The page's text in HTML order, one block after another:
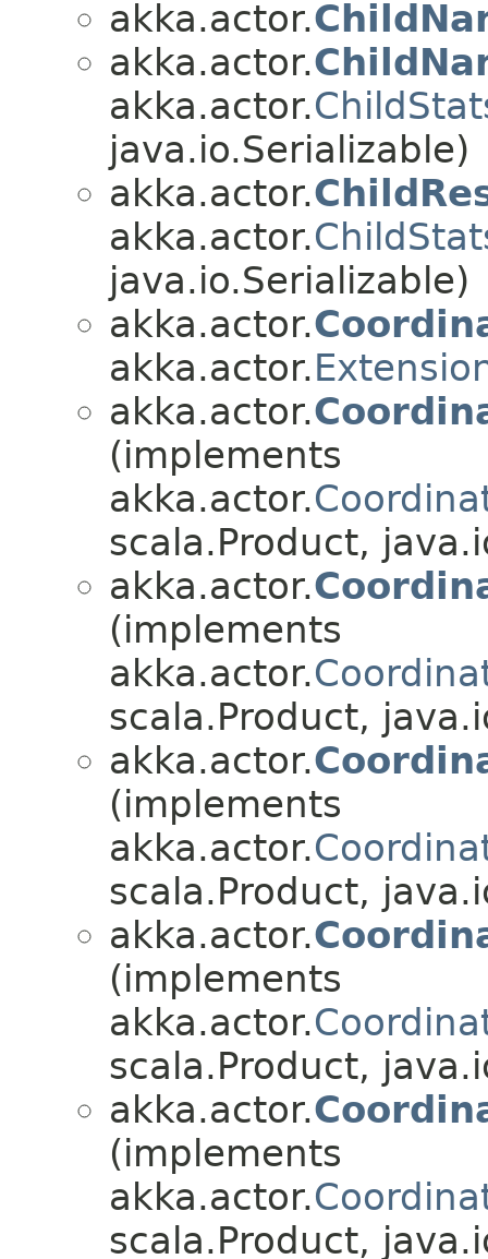
akka.actor.
akka.actor.
akka.actor.
java.io.Serializable)
akka.actor.
akka.actor.
java.io.Serializable)
akka.actor.
akka.actor.
akka.actor.
(implements
akka.actor.
scala.Product,
akka.actor.
(implements
akka.actor.
scala.Product,
akka.actor.
(implements
akka.actor.
scala.Product,
akka.actor.
(implements
akka.actor.
scala.Product,
akka.actor.
(implements
akka.actor.
scala.Product,